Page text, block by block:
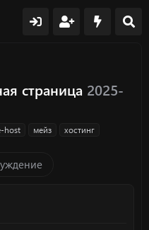
страница 2025-
host мейз хостинг